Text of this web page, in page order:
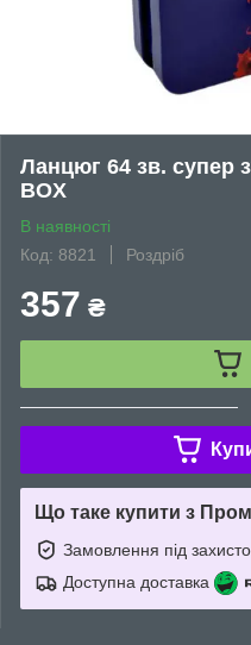
Ланцюг 64 зв. супер
BOX
В наявності
Код: 8821
Роздріб
357 ₴
Що таке купити з
Замовлення під
Доступна доставка